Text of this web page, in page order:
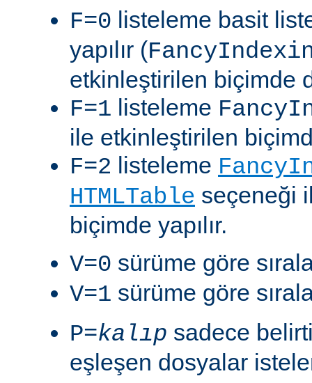
F=0 listeleme basit
yapılır (
etkinleştirilen biçimde
F=1 listeleme
ile etkinleştirilen
F=2 listeleme
HTMLTable seçeneği
biçimde yapılır.
V=0 sürüme göre
V=1 sürüme göre
P=kalıp sadece
eşleşen dosyalar